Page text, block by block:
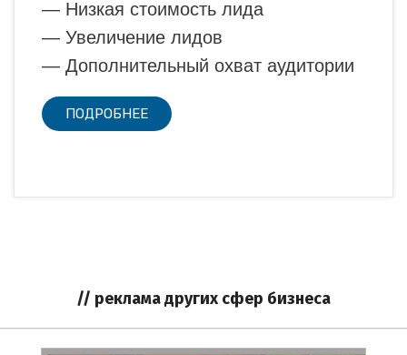
— Низкая стоимость лида
— Увеличение лидов
— Дополнительный охват аудитории
ПОДРОБНЕЕ
// реклама других сфер бизнеса